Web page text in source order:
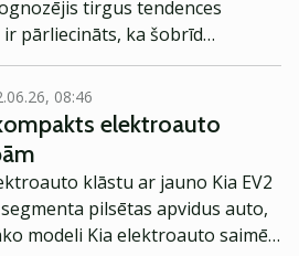
tirgus tendences
pārliecināts, ka šobrīd
akciju cenu kritumu – teju
sistēma (FRS) to nespēs
08:46
elektroauto
klāstu ar jauno Kia EV2
pilsētas apvidus auto,
modeli Kia elektroauto saimē